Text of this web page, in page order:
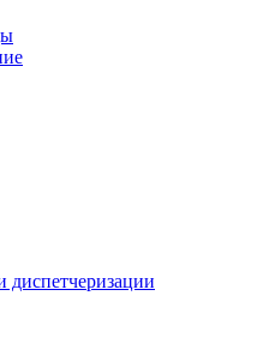
диспетчеризации